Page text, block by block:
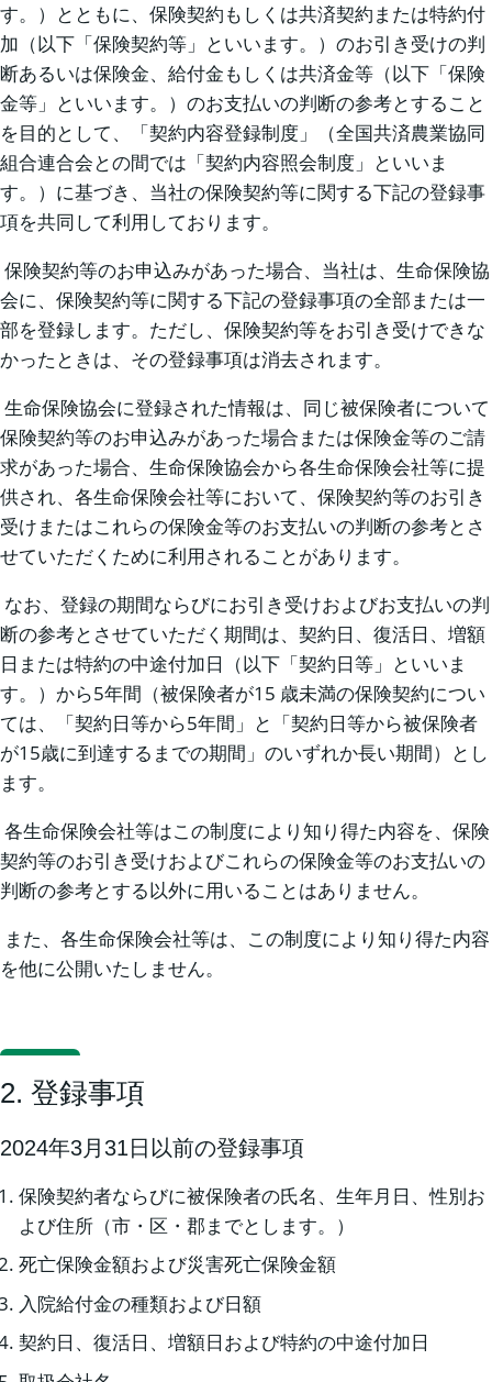
す。）とともに、保険契約もしくは共済契約または特約付
加（以下「保険契約等」といいます。）のお引き受けの判
断あるいは保険金、給付金もしくは共済金等（以下「保険
金等」といいます。）のお支払いの判断の参考とすること
を目的として、「契約内容登録制度」（全国共済農業協同
組合連合会との間では「契約内容照会制度」といいま
す。）に基づき、当社の保険契約等に関する下記の登録事
項を共同して利用しております。
保険契約等のお申込みがあった場合、当社は、生命保険協
会に、保険契約等に関する下記の登録事項の全部または一
部を登録します。ただし、保険契約等をお引き受けできな
かったときは、その登録事項は消去されます。
生命保険協会に登録された情報は、同じ被保険者について
保険契約等のお申込みがあった場合または保険金等のご請
求があった場合、生命保険協会から各生命保険会社等に提
供され、各生命保険会社等において、保険契約等のお引き
受けまたはこれらの保険金等のお支払いの判断の参考とさ
せていただくために利用されることがあります。
なお、登録の期間ならびにお引き受けおよびお支払いの判
断の参考とさせていただく期間は、契約日、復活日、増額
日または特約の中途付加日（以下「契約日等」といいま
す。）から5年間（被保険者が15 歳未満の保険契約につい
ては、「契約日等から5年間」と「契約日等から被保険者
が15歳に到達するまでの期間」のいずれか長い期間）とし
ます。
各生命保険会社等はこの制度により知り得た内容を、保険
契約等のお引き受けおよびこれらの保険金等のお支払いの
判断の参考とする以外に用いることはありません。
また、各生命保険会社等は、この制度により知り得た内容
を他に公開いたしません。
2. 登録事項
2024年3月31日以前の登録事項
保険契約者ならびに被保険者の氏名、生年月日、性別お
よび住所（市・区・郡までとします。）
死亡保険金額および災害死亡保険金額
入院給付金の種類および日額
契約日、復活日、増額日および特約の中途付加日